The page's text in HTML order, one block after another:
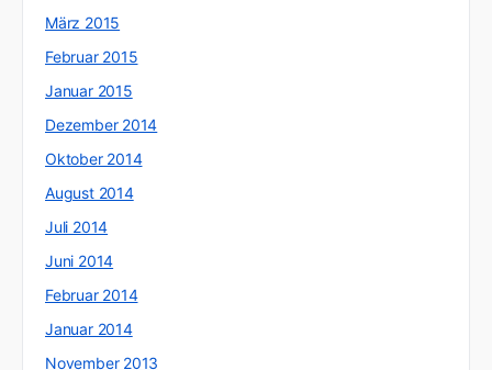
März 2015
Februar 2015
Januar 2015
Dezember 2014
Oktober 2014
August 2014
Juli 2014
Juni 2014
Februar 2014
Januar 2014
November 2013